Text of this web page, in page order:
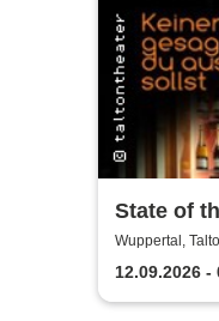
State of
von Nick
Wuppertal,
12.09.2026 -